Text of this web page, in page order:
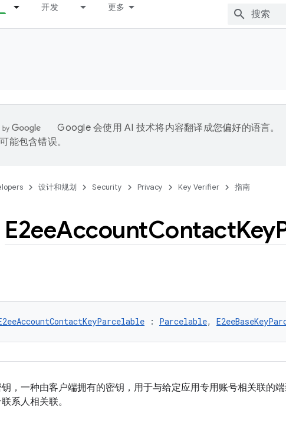
开发 更多
Google 会使用 AI 技术将内容翻译成您偏好的语言。
能包含错误。
设计和规划 Security Privacy Key Verifier 指南
E2eeAccountContactKey
: Parcelable,
，一种由客户端拥有的密钥，用于与给定应用专用账号相关联的端
系人相关联。